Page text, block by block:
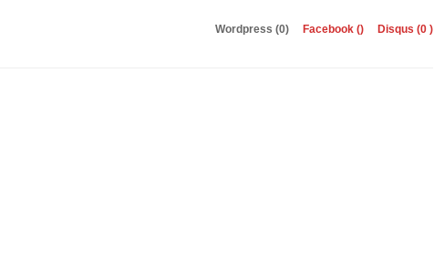
Wordpress (0) Facebook () Disqus (0 )